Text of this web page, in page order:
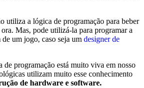
utiliza a lógica de programação para beber
Mas, pode utilizá-la para programar a
um jogo, caso seja um designer de
de programação está muito viva em nosso
utilizam muito esse conhecimento
de hardware e software.